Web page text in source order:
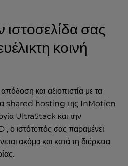
ιστοσελίδα σας
κοινή
και αξιοπιστία με τα
shared hosting της InMotion
UltraStack και την
ο ιστότοπός σας παραμένει
ακόμα και κατά τη διάρκεια